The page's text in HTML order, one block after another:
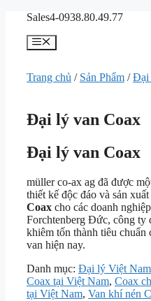
Chuyển
dung
Sales4-0938.80.49.77
Menu
Trang chủ / Sản Phẩm /Đại
Đại lý van Coax
Đại lý van Coax
müller co-ax ag đã được
thiết kế độc đáo và sản
Coax cho các doanh
Forchtenberg Đức, công ty
khiêm tốn thành tiêu chuẩn
van hiện nay.
Danh mục: Đại lý Việt Nam
Coax tại Việt Nam, Coax
tại Việt Nam, Van khí nén